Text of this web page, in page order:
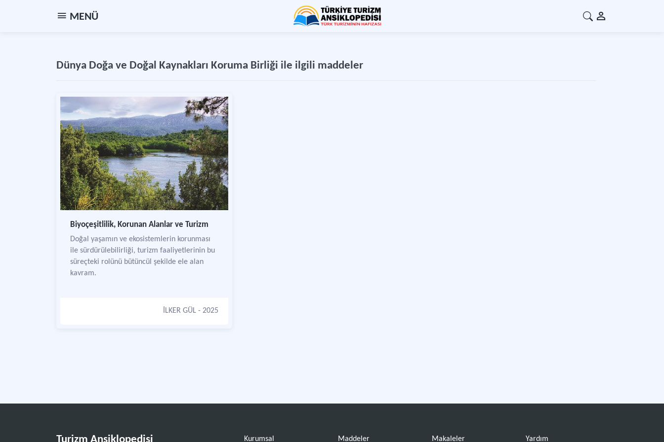
MENÜ
Dünya Doğa ve Doğal Kaynakları Koruma Birliği ile ilgili maddeler
Biyoçeşitlilik, Korunan Alanlar ve Turizm
Doğal yaşamın ve ekosistemlerin korunması
ile sürdürülebilirliği, turizm faaliyetlerinin bu
süreçteki rolünü bütüncül şekilde ele alan
kavram.
İLKER GÜL - 2025
Kurumsal Maddeler Makaleler Yardım